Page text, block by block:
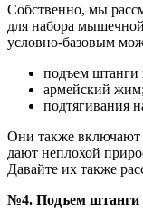
Собственно, мы
для набора
условно-базовым
подъем штанги
армейский жим;
подтягивания
Они также
дают неплохой
Давайте их также
№4. Подъем штанги